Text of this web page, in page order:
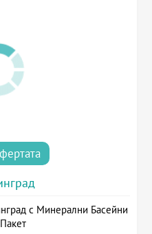
с Минерални Басейни